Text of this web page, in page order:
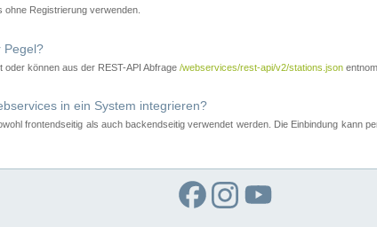
Registrierung verwenden.
Pegel?
oder können aus der REST-API Abfrage /webservices/rest-api/v2/stations.json
in ein System integrieren?
frontendseitig als auch backendseitig verwendet werden. Die Einbindung kann